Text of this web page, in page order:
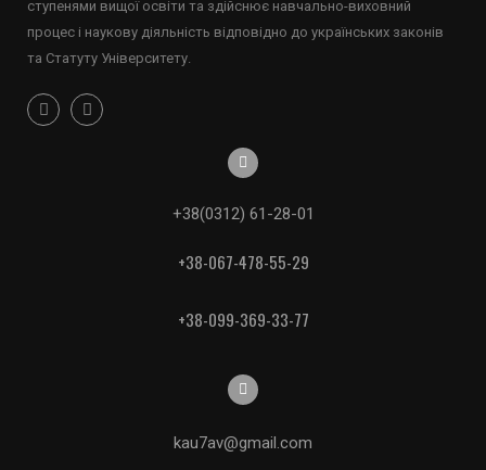
ступенями вищої освіти та здійснює навчально-виховний
процес і наукову діяльність відповідно до українських законів
та Статуту Університету.
+38(0312) 61-28-01
+38-067-478-55-29
+38-099-369-33-77
kau7av@gmail.com